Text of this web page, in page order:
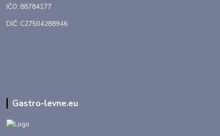
IČO: 88784177
DIČ: CZ7504288946
Gastro-levne.eu